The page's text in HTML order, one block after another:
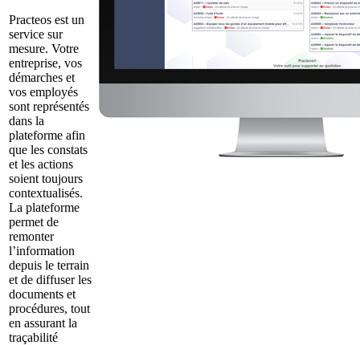
Practeos est un
service sur
mesure. Votre
entreprise, vos
démarches et
vos employés
sont représentés
dans la
plateforme afin
que les constats
et les actions
soient toujours
contextualisés.
La plateforme
permet de
remonter
l’information
depuis le terrain
et de diffuser les
documents et
procédures, tout
en assurant la
traçabilité